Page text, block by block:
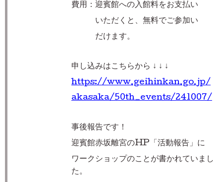
費用：迎賓館への入館料をお支払い
いただくと、 無料でご参加い
だけます。
申し込みはこちらから ↓ ↓ ↓
https://www.geihinkan.go.jp/
akasaka/50th_events/241007/
事後報告です！
迎賓館赤坂離宮のHP「活動報告」 に
ワークショップのことが書かれていまし
た。